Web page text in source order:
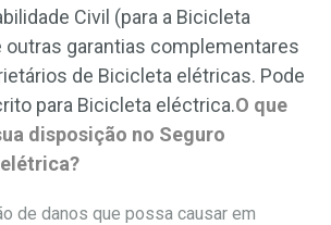
Civil (para a Bicicleta
outras garantias complementares
de Bicicleta elétricas. Pode
para Bicicleta eléctrica.O que
disposição no Seguro
de danos que possa causar em